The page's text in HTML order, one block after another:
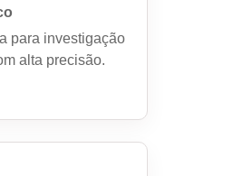
para investigação
alta precisão.